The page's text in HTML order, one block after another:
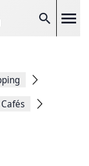
Suche